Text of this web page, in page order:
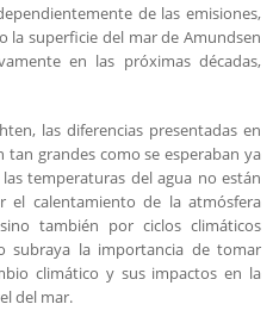
de las emisiones,
la superficie del mar de Amundsen
en las próximas décadas,
las diferencias presentadas en
tan grandes como se esperaban ya
temperaturas del agua no están
el calentamiento de la atmósfera
también por ciclos climáticos
subraya la importancia de tomar
climático y sus impactos en la
del mar.